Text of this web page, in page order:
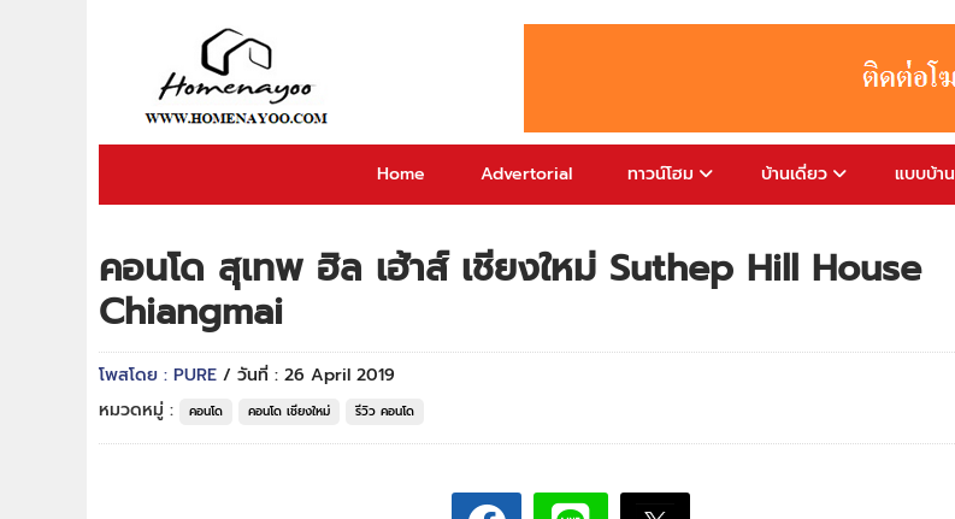
Home Advertorial ทาวน์โฮม บ้านเดี่ยว แบบบ้าน
คอนโด สุเทพ ฮิล เฮ้าส์ เชียงใหม่ Suthep Hill House
Chiangmai
โพสโดย : PURE / วันที่ : 26 April 2019
หมวดหมู่ :
คอนโด คอนโด เชียงใหม่ รีวิว คอนโด